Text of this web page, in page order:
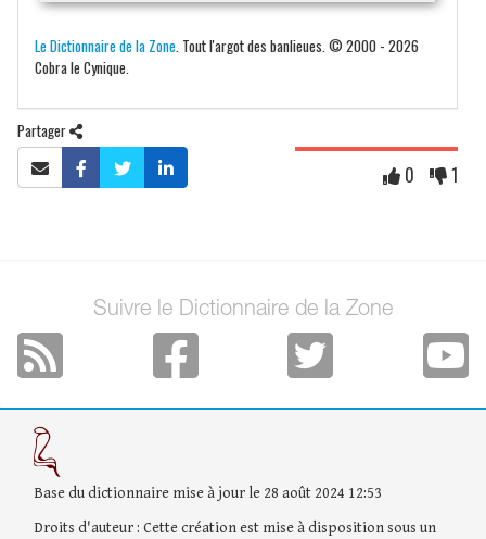
Le Dictionnaire de la Zone . Tout l'argot des banlieues. © 2000 - 2026
Cobra le Cynique.
Partager
0 1
Suivre le Dictionnaire de la Zone
Base du dictionnaire mise à jour le 28 août 2024 12:53
Droits d'auteur : Cette création est mise à disposition sous un